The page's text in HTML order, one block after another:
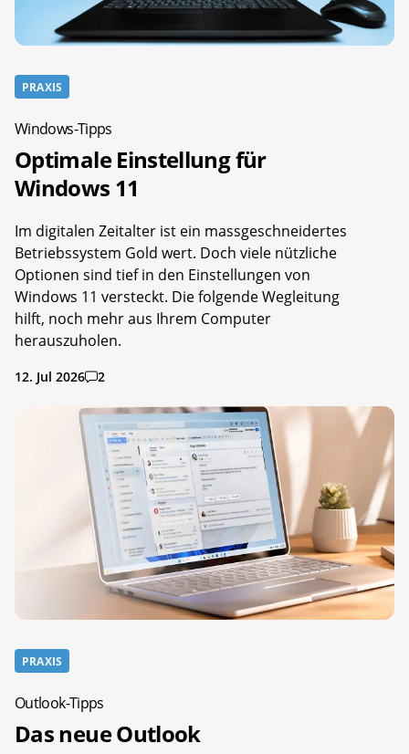
PRAXIS
Windows-Tipps
Optimale Einstellung für
Windows 11
Im digitalen Zeitalter ist ein massgeschneidertes
Betriebssystem Gold wert. Doch viele nützliche
Optionen sind tief in den Einstellungen von
Windows 11 versteckt. Die folgende Wegleitung
hilft, noch mehr aus Ihrem Computer
herauszuholen.
12. Jul 2026 2
PRAXIS
Outlook-Tipps
Das neue Outlook